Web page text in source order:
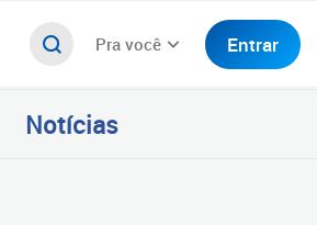
Pra você Entrar
Notícias